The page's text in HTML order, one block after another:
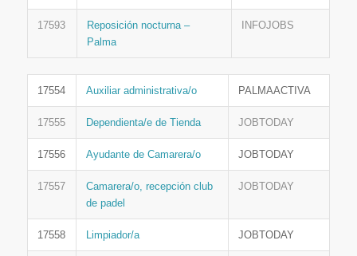
17593
Reposición nocturna –
Palma
INFOJOBS
17554 Auxiliar administrativa/o PALMAACTIVA
17555 Dependienta/e de Tienda JOBTODAY
17556 Ayudante de Camarera/o JOBTODAY
17557
Camarera/o, recepción club
de padel
JOBTODAY
17558 Limpiador/a JOBTODAY